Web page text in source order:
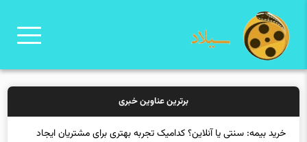
برترین عناوین خبری
خرید بیمه: سنتی یا آنلاین؟ کدامیک تجربه بهتری برای مشتریان ایجاد